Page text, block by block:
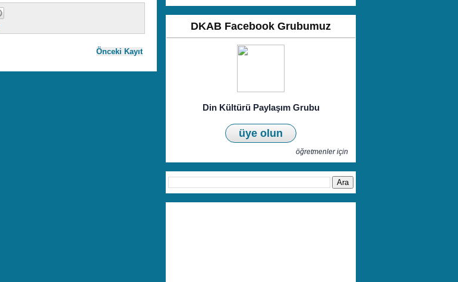
Önceki Kayıt
DKAB Facebook Grubumuz
Din Kültürü Paylaşım Grubu
üye olun
öğretmenler için